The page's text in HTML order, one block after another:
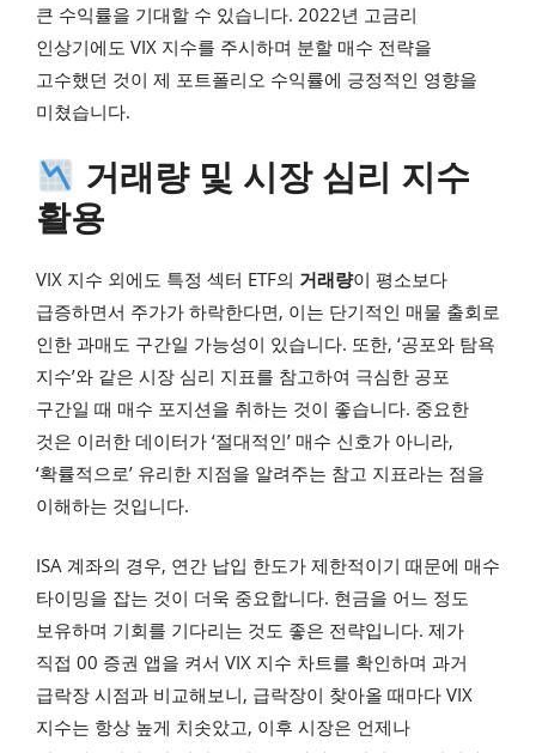
큰 수익률을 기대할 수 있습니다. 2022년 고금리
인상기에도 VIX 지수를 주시하며 분할 매수 전략을
고수했던 것이 제 포트폴리오 수익률에 긍정적인 영향을
미쳤습니다.
거래량 및 시장 심리 지수
활용
VIX 지수 외에도 특정 섹터 ETF의 거래량이 평소보다
급증하면서 주가가 하락한다면, 이는 단기적인 매물 출회로
인한 과매도 구간일 가능성이 있습니다. 또한, ‘공포와 탐욕
지수’와 같은 시장 심리 지표를 참고하여 극심한 공포
구간일 때 매수 포지션을 취하는 것이 좋습니다. 중요한
것은 이러한 데이터가 ‘절대적인’ 매수 신호가 아니라,
‘확률적으로’ 유리한 지점을 알려주는 참고 지표라는 점을
이해하는 것입니다.
ISA 계좌의 경우, 연간 납입 한도가 제한적이기 때문에 매수
타이밍을 잡는 것이 더욱 중요합니다. 현금을 어느 정도
보유하며 기회를 기다리는 것도 좋은 전략입니다. 제가
직접 00 증권 앱을 켜서 VIX 지수 차트를 확인하며 과거
급락장 시점과 비교해보니, 급락장이 찾아올 때마다 VIX
지수는 항상 높게 치솟았고, 이후 시장은 언제나